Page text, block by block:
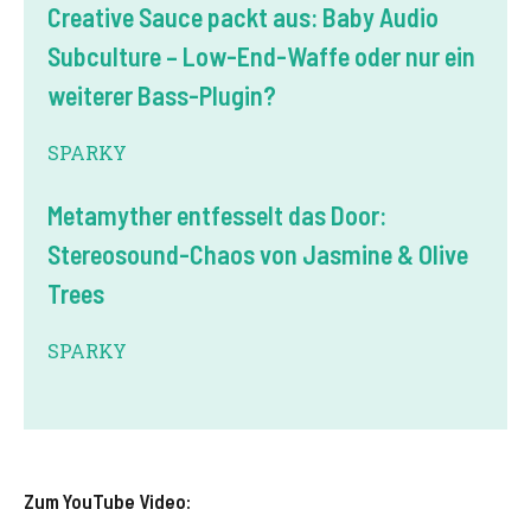
Creative Sauce packt aus: Baby Audio
Subculture – Low-End-Waffe oder nur ein
weiterer Bass-Plugin?
SPARKY
Metamyther entfesselt das Door:
Stereosound-Chaos von Jasmine & Olive
Trees
SPARKY
Zum YouTube Video: